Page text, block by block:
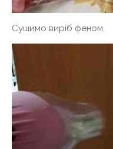
Сушимо виріб феном.